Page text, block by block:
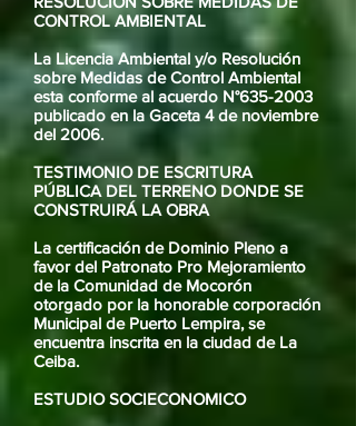
CONTROL AMBIENTAL
La Licencia Ambiental y/o Resolución
sobre Medidas de Control Ambiental
esta conforme al acuerdo N°635-2003
publicado en la Gaceta 4 de noviembre
del 2006.
TESTIMONIO DE ESCRITURA
PÚBLICA DEL TERRENO DONDE SE
CONSTRUIRÁ LA OBRA
La certificación de Dominio Pleno a
favor del Patronato Pro Mejoramiento
de la Comunidad de Mocorón
otorgado por la honorable corporación
Municipal de Puerto Lempira, se
encuentra inscrita en la ciudad de La
Ceiba.
ESTUDIO SOCIECONOMICO